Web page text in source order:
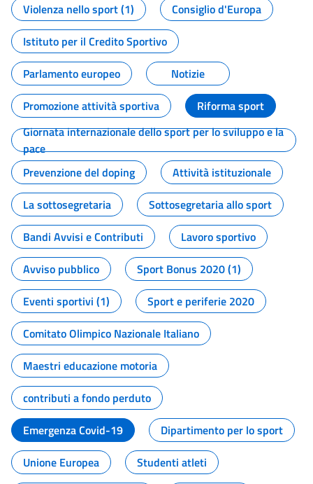
Violenza nello sport (1)
Consiglio d'Europa
Istituto per il Credito Sportivo
Parlamento europeo
Notizie
Promozione attività sportiva
Riforma sport
Giornata internazionale dello sport per lo sviluppo e la
pace
Prevenzione del doping
Attività istituzionale
La sottosegretaria
Sottosegretaria allo sport
Bandi Avvisi e Contributi
Lavoro sportivo
Avviso pubblico
Sport Bonus 2020 (1)
Eventi sportivi (1)
Sport e periferie 2020
Comitato Olimpico Nazionale Italiano
Maestri educazione motoria
contributi a fondo perduto
Emergenza Covid-19
Dipartimento per lo sport
Unione Europea
Studenti atleti